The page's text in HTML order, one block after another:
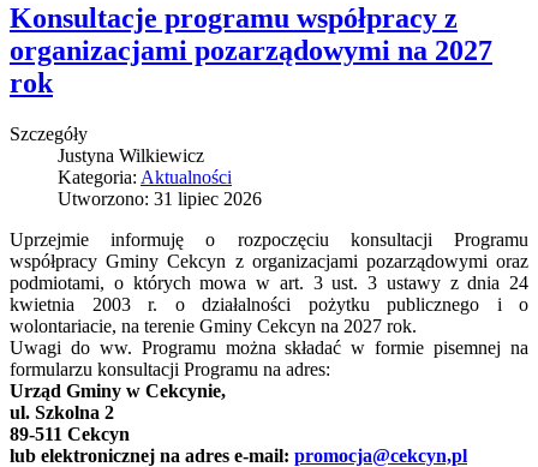
Konsultacje programu współpracy z
organizacjami pozarządowymi na 2027
rok
Szczegóły
Justyna Wilkiewicz
Kategoria: Aktualności
Utworzono: 31 lipiec 2026
Uprzejmie informuję o rozpoczęciu konsultacji Programu
współpracy Gminy Cekcyn z organizacjami pozarządowymi oraz
podmiotami, o których mowa w art. 3 ust. 3 ustawy z dnia 24
kwietnia 2003 r. o działalności pożytku publicznego i o
wolontariacie, na terenie Gminy Cekcyn na 2027 rok.
Uwagi do ww. Programu można składać w formie pisemnej na
formularzu konsultacji Programu na adres:
Urząd Gminy w Cekcynie,
ul. Szkolna 2
89-511 Cekcyn
lub elektronicznej na adres e-mail: promocja@cekcyn,pl